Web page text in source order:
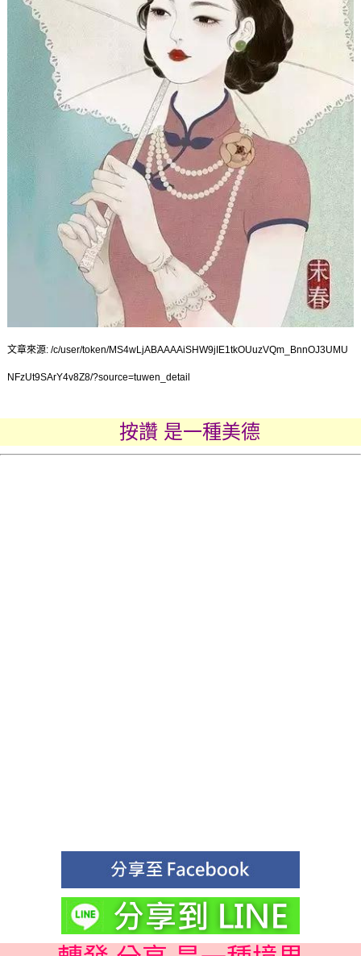
文章來源: /c/user/token/MS4wLjABAAAAiSHW9jIE1tkOUuzVQm_BnnOJ3UMU
NFzUt9SArY4v8Z8/?source=tuwen_detail
按讚 是一種美德